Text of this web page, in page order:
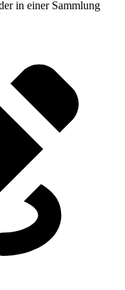
in einer Sammlung